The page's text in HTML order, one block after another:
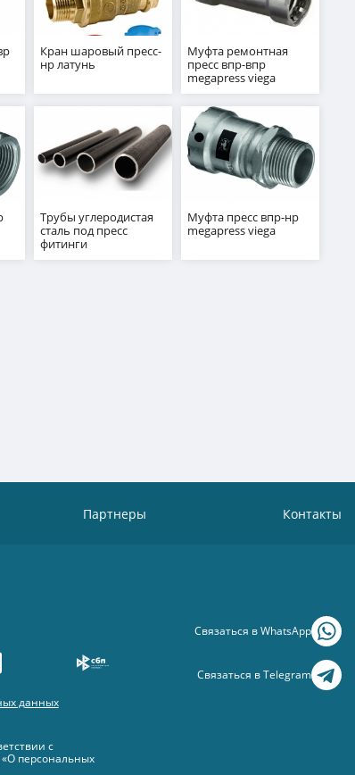
Кран шаровый пресс-
нр латунь
Муфта ремонтная
пресс впр-впр
megapress viega
Трубы углеродистая
сталь под пресс
фитинги
Муфта пресс впр-нр
megapress viega
Партнеры Контакты
данных
с
персональных
Связаться в WhatsApp
Связаться в Telegram